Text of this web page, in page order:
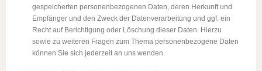
gespeicherten personenbezogenen Daten, deren Herkunft und
Empfänger und den Zweck der Datenverarbeitung und ggf. ein
Recht auf Berichtigung oder Löschung dieser Daten. Hierzu
sowie zu weiteren Fragen zum Thema personenbezogene Daten
können Sie sich jederzeit an uns wenden.